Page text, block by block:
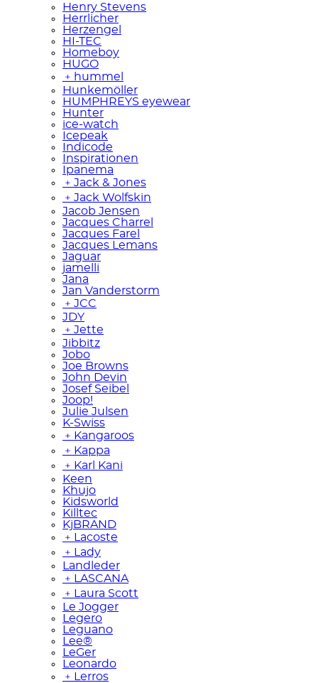
Henry Stevens
Herrlicher
Herzengel
HI-TEC
Homeboy
HUGO
﹢ hummel
Hunkemöller
HUMPHREYS eyewear
Hunter
ice-watch
Icepeak
Indicode
Inspirationen
Ipanema
﹢ Jack & Jones
﹢ Jack Wolfskin
Jacob Jensen
Jacques Charrel
Jacques Farel
Jacques Lemans
Jaguar
jamelli
Jana
Jan Vanderstorm
﹢ JCC
JDY
﹢ Jette
Jibbitz
Jobo
Joe Browns
John Devin
Josef Seibel
Joop!
Julie Julsen
K-Swiss
﹢ Kangaroos
﹢ Kappa
﹢ Karl Kani
Keen
Khujo
Kidsworld
Killtec
KjBRAND
﹢
Lacoste
﹢
Lady
Landleder
﹢
LASCANA
﹢
Laura Scott
Le Jogger
Legero
Leguano
Lee®
LeGer
Leonardo
﹢
Lerros